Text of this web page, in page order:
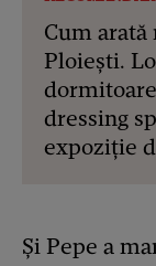
Cum arată
Ploiești.
dressing
expoziție
Și Pepe a